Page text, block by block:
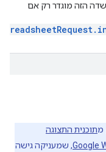
הזה מוגדר רק אם
מתוכנית התצוגה
, שמעניקה גישה